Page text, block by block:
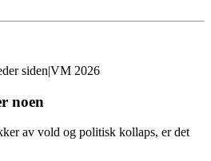
siden|VM 2026
noen
av vold og politisk kollaps, er det